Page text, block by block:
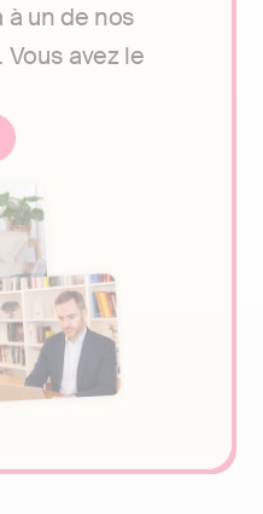
à un de nos
avez le